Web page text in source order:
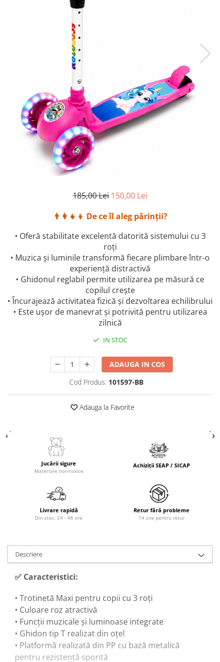
185,00 Lei 150,00 Lei
👨‍👩‍👧‍👦 De ce îl aleg părinții?
• Oferă stabilitate excelentă datorită sistemului cu 3
roți
• Muzica și luminile transformă fiecare plimbare într-o
experiență distractivă
• Ghidonul reglabil permite utilizarea pe măsură ce
copilul crește
• Încurajează activitatea fizică și dezvoltarea echilibrului
• Este ușor de manevrat și potrivită pentru utilizarea
zilnică
IN STOC
ADAUGA IN COS
Cod Produs: 101597-BB
Adauga la Favorite
Jucării sigure
Materiale non-toxice
Achiziții SEAP / SICAP
Livrare rapidă
Din stoc, 24 - 48 ore
Retur fără probleme
14 zile pentru retur
Descriere
✅ Caracteristici:
• Trotinetă Maxi pentru copii cu 3 roți
• Culoare roz atractivă
• Funcții muzicale și luminoase integrate
• Ghidon tip T realizat din oțel
• Platformă realizată din PP cu bază metalică
pentru rezistență sporită